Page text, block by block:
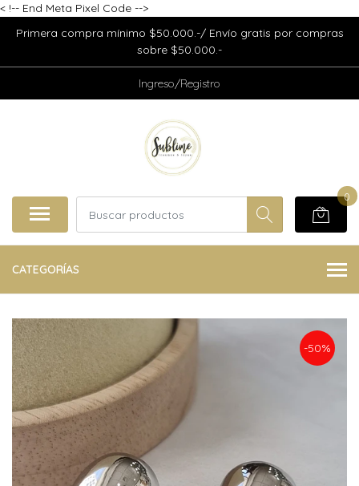
< !-- End Meta Pixel Code -->
Primera compra mínimo $50.000.-/ Envío gratis por compras
sobre $50.000.-
Ingreso/Registro
0
CATEGORÍAS
-50%